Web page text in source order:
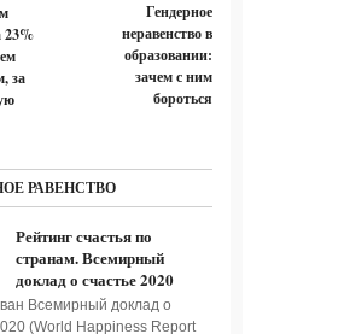
23%
за
Гендерное
неравенство в
образовании:
зачем с ним
бороться
РАВЕНСТВО
Рейтинг счастья по
странам. Всемирный
доклад о счастье 2020
Всемирный доклад о
(World Happiness Report